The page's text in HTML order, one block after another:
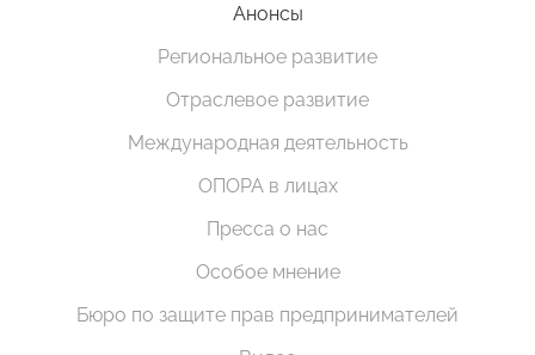
Анонсы
Региональное развитие
Отраслевое развитие
Международная деятельность
ОПОРА в лицах
Пресса о нас
Особое мнение
Бюро по защите прав предпринимателей